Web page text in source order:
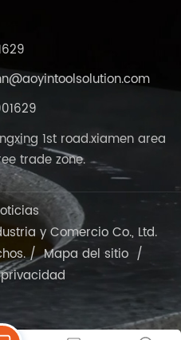
1st road.xiamen area
trade zone.
y Comercio Co., Ltd.
/Mapa del sitio /